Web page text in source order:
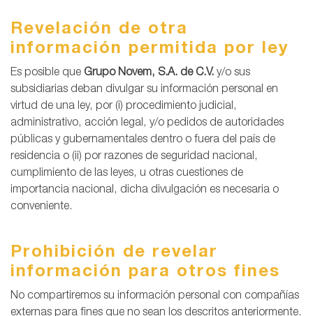
Revelación de otra
información permitida por ley
Es posible que Grupo Novem, S.A. de C.V. y/o sus
subsidiarias deban divulgar su información personal en
virtud de una ley, por (i) procedimiento judicial,
administrativo, acción legal, y/o pedidos de autoridades
públicas y gubernamentales dentro o fuera del país de
residencia o (ii) por razones de seguridad nacional,
cumplimiento de las leyes, u otras cuestiones de
importancia nacional, dicha divulgación es necesaria o
conveniente.
Prohibición de revelar
información para otros fines
No compartiremos su información personal con compañías
externas para fines que no sean los descritos anteriormente.